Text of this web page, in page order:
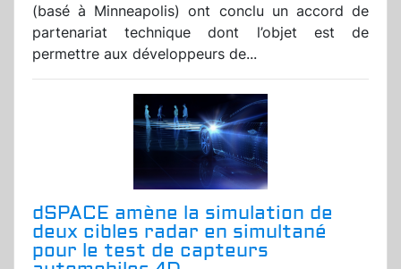
(basé à Minneapolis) ont conclu un accord de
partenariat technique dont l’objet est de
permettre aux développeurs de...
dSPACE amène la simulation de
deux cibles radar en simultané
pour le test de capteurs